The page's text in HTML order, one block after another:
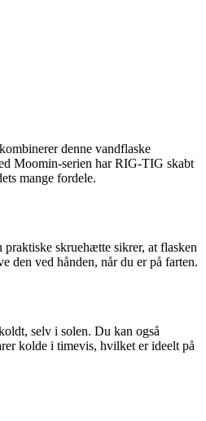
denne vandflaske
Moomin-serien har RIG-TIG skabt
mange fordele.
skruehætte sikrer, at flasken
den ved hånden, når du er på farten.
selv i solen. Du kan også
kolde i timevis, hvilket er ideelt på